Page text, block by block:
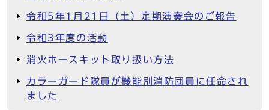
令和5年1月21日（土）定期演奏会のご報告
令和3年度の活動
消火ホースキット取り扱い方法
カラーガード隊員が機能別消防団員に任命され
ました